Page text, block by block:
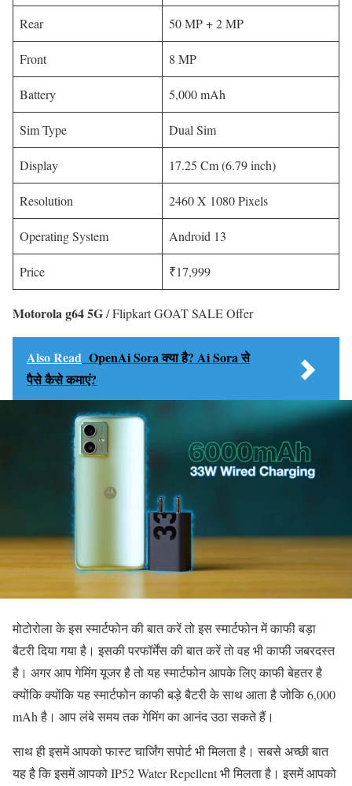
Rear 50 MP + 2 MP
Front 8 MP
Battery 5,000 mAh
Sim Type Dual Sim
Display 17.25 Cm (6.79 inch)
Resolution 2460 X 1080 Pixels
Operating System Android 13
Price ₹17,999
Motorola g64 5G/ Flipkart GOAT SALE Offer
Also Read OpenAi Sora क्या है? Ai Sora से
पैसे कैसे कमाएं?
मोटोरोला के इस स्मार्टफोन की बात करें तो इस स्मार्टफोन में काफी बड़ा
बैटरी दिया गया है। इसकी परफॉर्मेंस की बात करें तो वह भी काफी जबरदस्त
है। अगर आप गेमिंग यूजर है तो यह स्मार्टफोन आपके लिए काफी बेहतर है
क्योंकि क्योंकि यह स्मार्टफोन काफी बड़े बैटरी के साथ आता है जोकि 6,000
mAh है। आप लंबे समय तक गेमिंग का आनंद उठा सकते हैं।
साथ ही इसमें आपको फास्ट चार्जिंग सपोर्ट भी मिलता है। सबसे अच्छी बात
यह है कि इसमें आपको IP52 Water Repellent भी मिलता है। इसमें आपको